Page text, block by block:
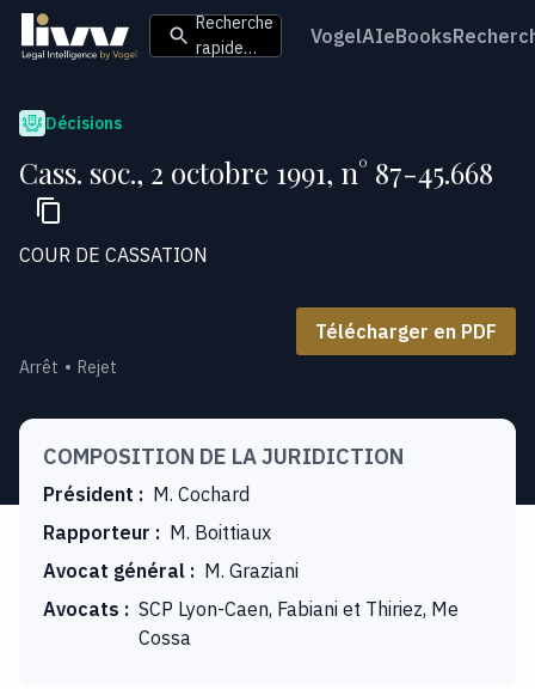
Recherche
rapide…
VogelAIeBooks
Décisions
Cass. soc., 2 octobre 1991, n° 87-45.668
COUR DE CASSATION
Télécharger en PDF
Arrêt Rejet
COMPOSITION DE LA JURIDICTION
Président : M. Cochard
Rapporteur : M. Boittiaux
Avocat général : M. Graziani
Avocats : SCP Lyon-Caen, Fabiani et Thiriez, Me
Cossa